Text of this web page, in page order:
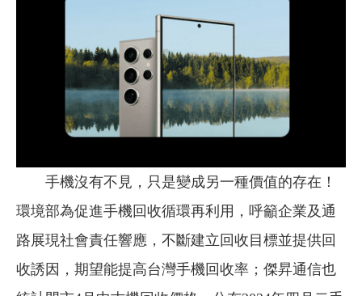
手機沒有不見，只是變成另一種價值的存在！
環境部為促進手機回收循環再利用，呼籲企業及通
路展現社會責任響應，不斷建立回收目標並提供回
收誘因，期望能提高台灣手機回收率；傑昇通信也